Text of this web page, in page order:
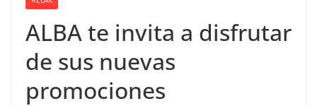
ALBA te invita a disfrutar
de sus nuevas
promociones